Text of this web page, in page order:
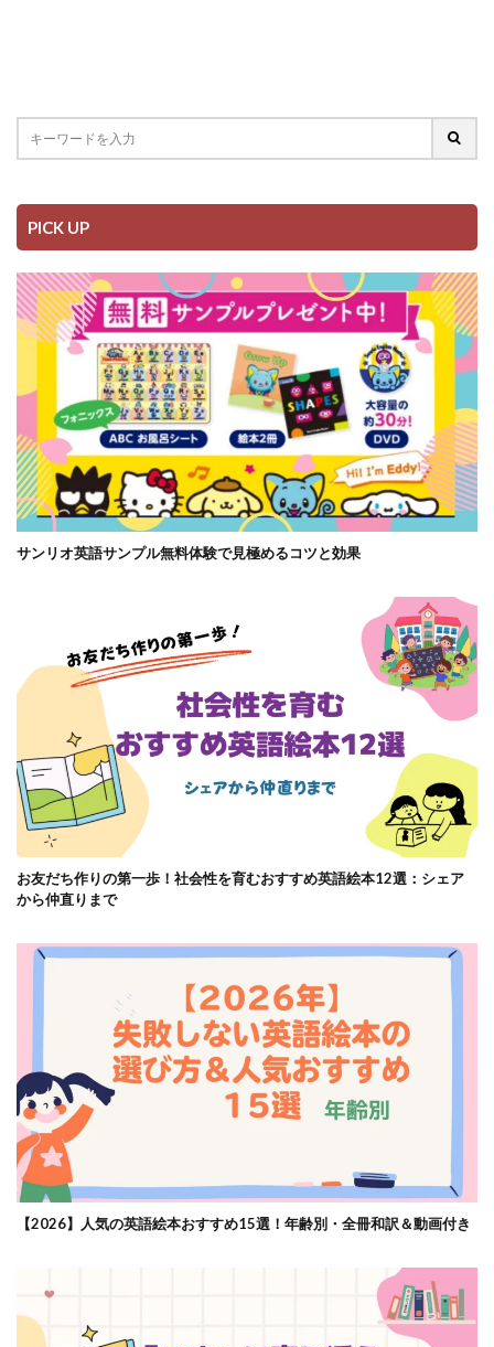
PICK UP
サンリオ英語サンプル無料体験で見極めるコツと効果
お友だち作りの第一歩！社会性を育むおすすめ英語絵本12選：シェア
から仲直りまで
【2026】人気の英語絵本おすすめ15選！年齢別・全冊和訳＆動画付き